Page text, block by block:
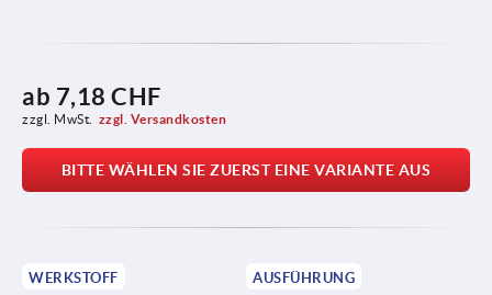
ab 7,18 CHF
zzgl. MwSt. zzgl. Versandkosten
BITTE WÄHLEN SIE ZUERST EINE VARIANTE AUS
WERKSTOFF AUSFÜHRUNG